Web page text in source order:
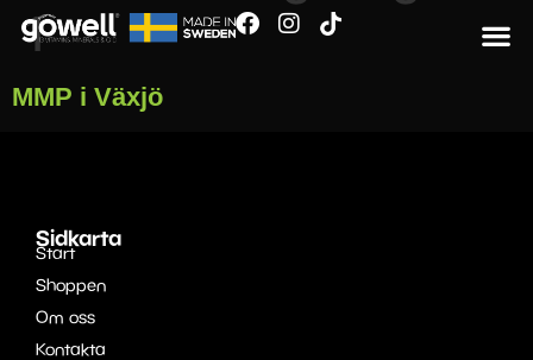
1
MMP i Växjö
Sidkarta
Start
Shoppen
Om oss
Kontakta